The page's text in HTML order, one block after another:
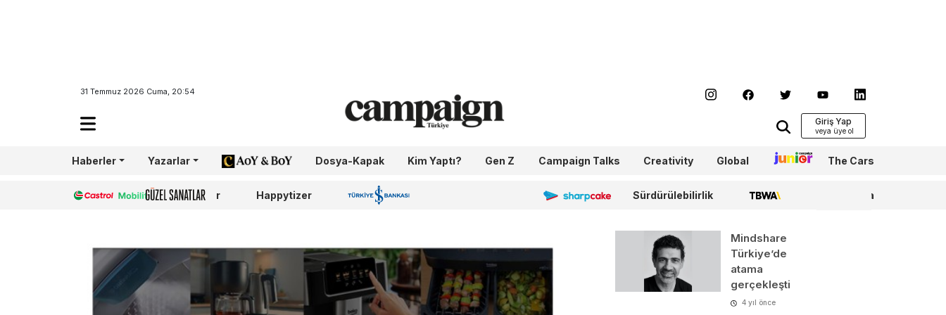
31 Temmuz 2026 Cuma, 20:54
Giriş Yap
Haberler Yazarlar AoY/BoY Dosya-Kapak Kim Yaptı? Gen Z Campaign Talks Creativity Global Junior The Cars
Castrol Güzel Sanatlar Happytizer İş Bankası 100.Yıl Sharpcake Sürdürülebilirlik TBWA WPP Media
Mindshare
Türkiye’de
atama
gerçekleşti
4 yıl önce